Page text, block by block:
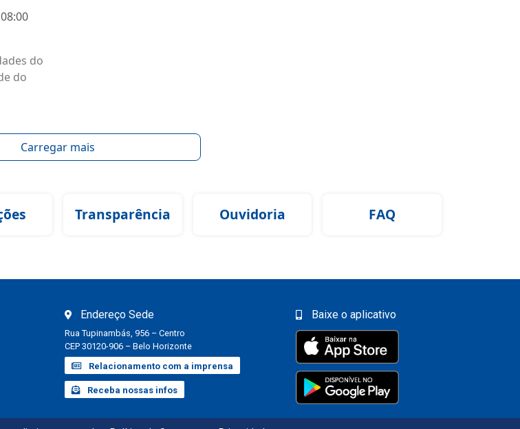
do
do
Carregar mais
Transparência Ouvidoria FAQ
Endereço Sede
Rua Tupinambás, 956 – Centro
CEP 30120-906 – Belo Horizonte
Relacionamento com a imprensa
Receba nossas infos
Baixe o aplicativo